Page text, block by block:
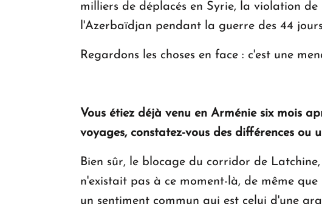
milliers de déplacés en Syrie, la violation
l'Azerbaïdjan pendant la guerre des 44
Regardons les choses en face : c'est une
Vous étiez déjà venu en Arménie six mois
voyages, constatez-vous des différences ou
Bien sûr, le blocage du corridor de
n'existait pas à ce moment-là, de même
un sentiment commun qui est celui d'une